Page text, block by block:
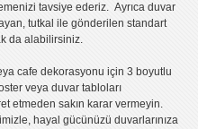
tavsiye ederiz. Ayrıca duvar
tutkal ile gönderilen standart
da alabilirsiniz.
cafe dekorasyonu için3 boyutlu
veya duvar tabloları
etmeden sakın karar vermeyin.
hayal gücünüzü duvarlarınıza